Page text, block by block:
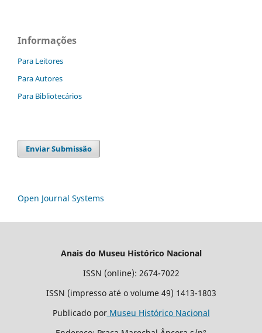
Informações
Para Leitores
Para Autores
Para Bibliotecários
Enviar Submissão
Open Journal Systems
Anais do Museu Histórico Nacional
ISSN (online): 2674-7022
ISSN (impresso até o volume 49) 1413-1803
Publicado porMuseu Histórico Nacional